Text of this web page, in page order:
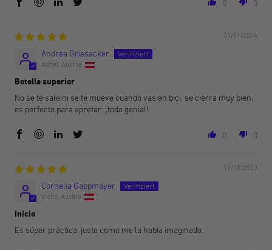
0 0
01/01/2024
Andrea Griesacker
Adnet, Austria
Botella superior
No se te sale ni se te mueve cuando vas en bici, se cierra muy bien,
es perfecto para apretar: ¡todo genial!
0 0
12/18/2023
Cornelia Gappmayer
Viena, Austria
Inicio
Es súper práctica, justo como me la había imaginado.